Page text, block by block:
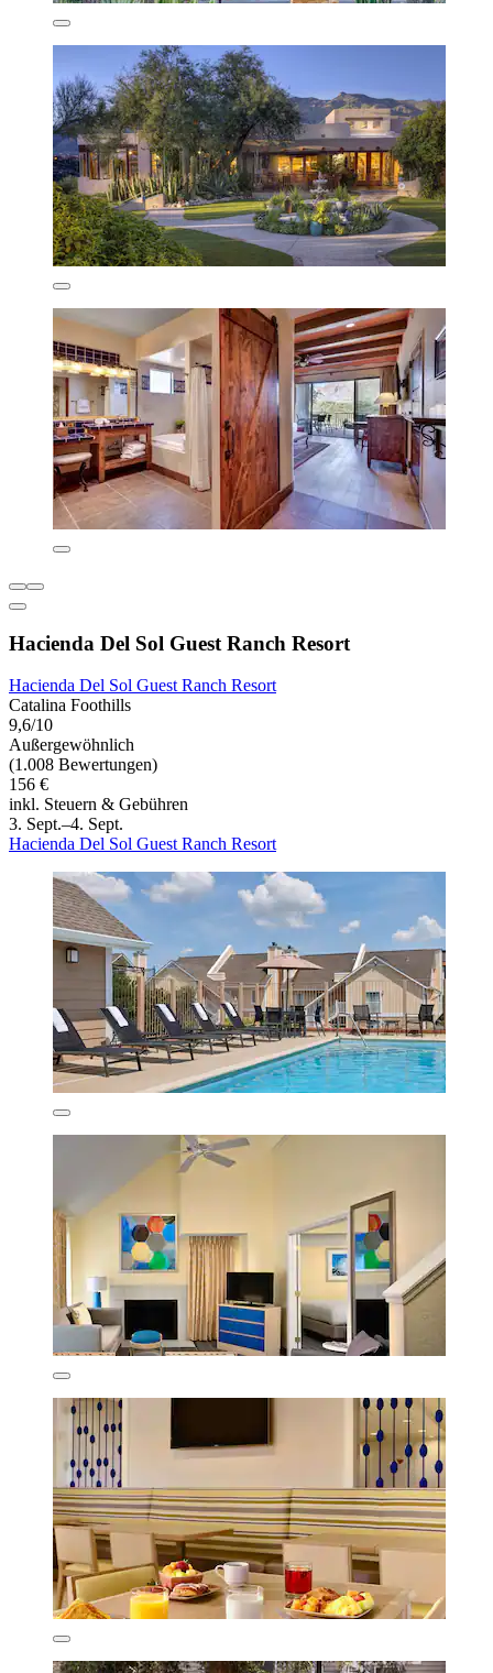
Hacienda Del Sol Guest Ranch Resort
Hacienda Del Sol Guest Ranch Resort
Catalina Foothills
9,6/10
Außergewöhnlich
(1.008 Bewertungen)
156 €
inkl. Steuern & Gebühren
3. Sept.–4. Sept.
Hacienda Del Sol Guest Ranch Resort